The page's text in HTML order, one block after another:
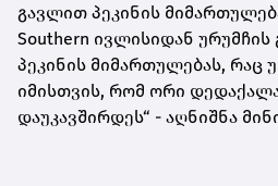
გავლით პეკინის
Southern ივლისიდან
პეკინის მიმართულებას, რაც
იმისთვის, რომ ორი
დაუკავშირდეს“ - აღნიშნა